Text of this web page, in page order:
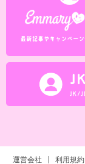
運営会社 利用規約